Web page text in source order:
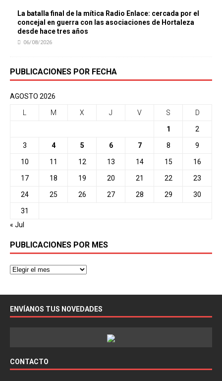
La batalla final de la mítica Radio Enlace: cercada por el
concejal en guerra con las asociaciones de Hortaleza
desde hace tres años
06/08/2026
PUBLICACIONES POR FECHA
AGOSTO 2026
M X J V S D
1 2
3 4 5 6 7 8 9
10 11 12 13 14 15 16
17 18 19 20 21 22 23
24 25 26 27 28 29 30
31
« Jul
PUBLICACIONES POR MES
ENVÍANOS TUS NOVEDADES
CONTACTO